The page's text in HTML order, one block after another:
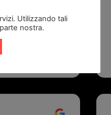
ed è
educato e
oltre ad
e puntuale sulla
Utilizzando tali
nostra.